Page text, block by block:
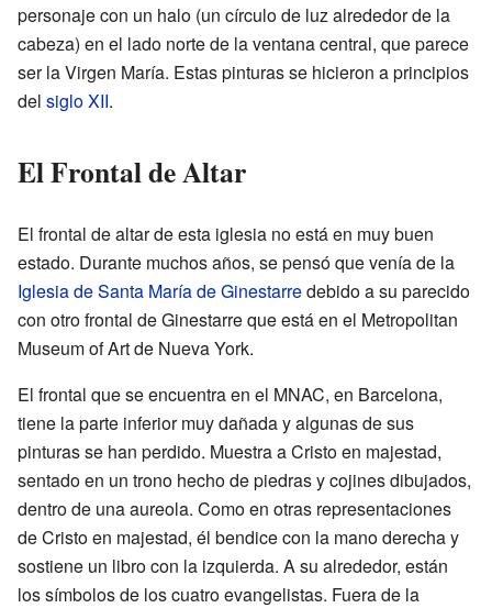
personaje con un halo (un círculo de luz alrededor de la
cabeza) en el lado norte de la ventana central, que parece
ser la Virgen María. Estas pinturas se hicieron a principios
del siglo XII.
El Frontal de Altar
El frontal de altar de esta iglesia no está en muy buen
estado. Durante muchos años, se pensó que venía de la
Iglesia de Santa María de Ginestarredebido a su parecido
con otro frontal de Ginestarre que está en el Metropolitan
Museum of Art de Nueva York.
El frontal que se encuentra en el MNAC, en Barcelona,
tiene la parte inferior muy dañada y algunas de sus
pinturas se han perdido. Muestra a Cristo en majestad,
sentado en un trono hecho de piedras y cojines dibujados,
dentro de una aureola. Como en otras representaciones
de Cristo en majestad, él bendice con la mano derecha y
sostiene un libro con la izquierda. A su alrededor, están
los símbolos de los cuatro evangelistas. Fuera de la